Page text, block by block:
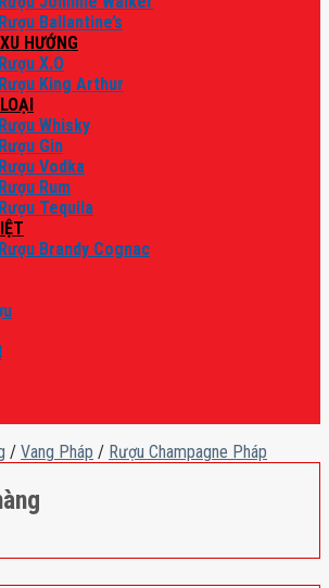
Rượu Ballantine’s
HƯỚNG
Rượu X.O
Rượu King Arthur
Rượu Whisky
Rượu Gin
Rượu Vodka
Rượu Rum
Rượu Tequila
Rượu Brandy Cognac
/ Vang Pháp / Rượu Champagne Pháp